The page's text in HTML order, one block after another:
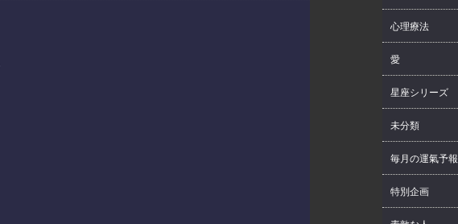
心理療法
愛
星座シリーズ
未分類
毎月の運氣予報
特別企画